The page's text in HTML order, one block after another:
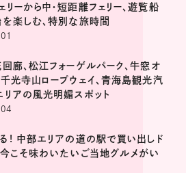
リーから中・短距離フェリー、遊覧船
楽しむ、特別な旅時間
回廊、松江フォーゲルパーク、牛窓オ
千光寺山ロープウェイ、青海島観光汽
リアの風光明媚スポット
! 中部エリアの道の駅で買い出しド
こそ味わいたいご当地グルメがい